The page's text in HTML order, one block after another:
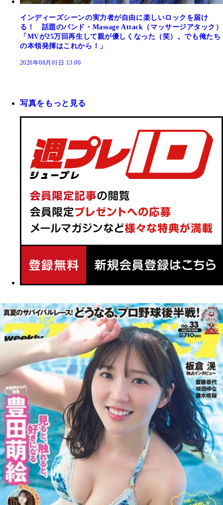
インディーズシーンの実力者が自由に楽しいロックを届け
る！ 話題のバンド・Massage Attack（マッサージアタック）
「MVが25万回再生して親が優しくなった（笑）。でも俺たち
の本領発揮はこれから！」
2026年08月01日 13:00
写真をもっと見る